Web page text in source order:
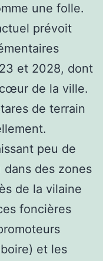
une folle.
prévoit
et 2028, dont
de la ville.
de terrain
peu de
des zones
de la vilaine
foncières
et les